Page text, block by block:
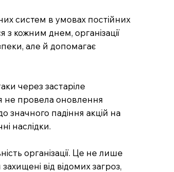
систем в умовах постійних
з кожним днем, організації
але й допомагає
через застаріле
не провела оновлення
значного падіння акцій на
наслідки.
організації. Це не лише
від відомих загроз,